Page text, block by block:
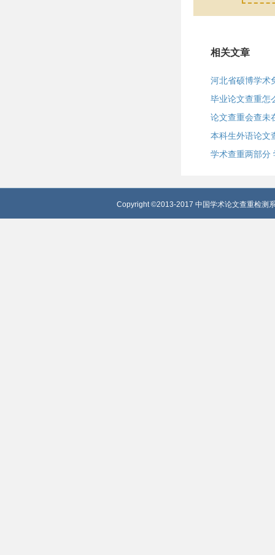
相关文章
河北省硕博学术
毕业论文查重怎
论文查重会查未
本科生外语论文
学术查重两部分
Copyright ©2013-2017 中国学术论文查重检